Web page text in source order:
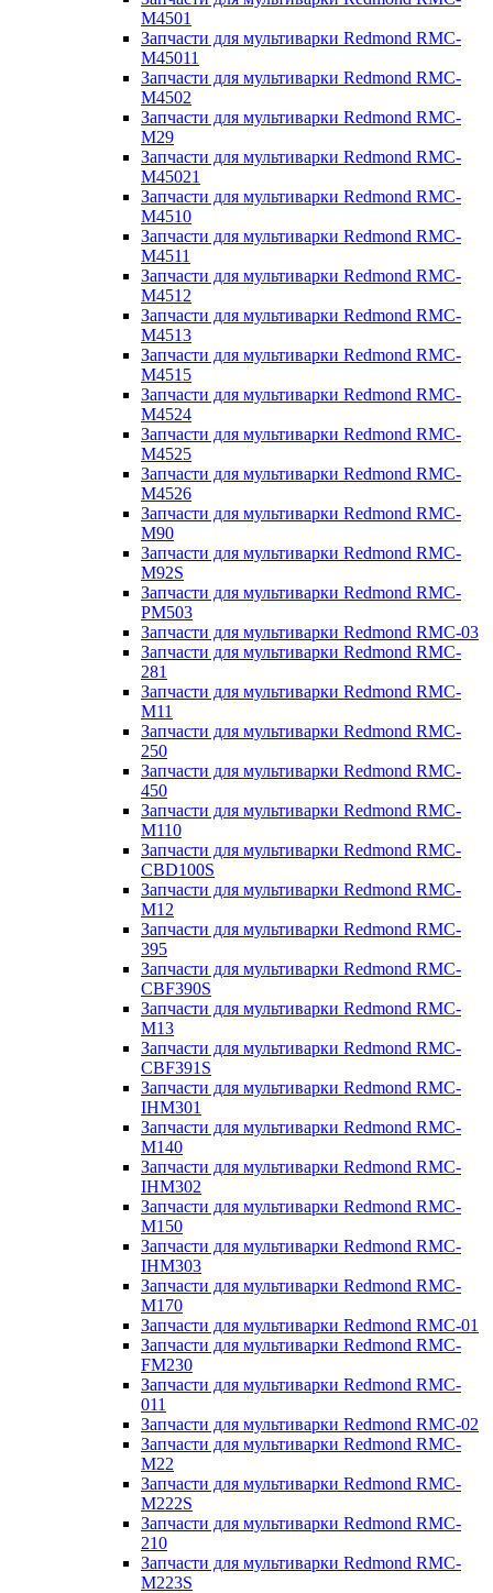
M4501
Запчасти для мультиварки Redmond RMC-
M45011
Запчасти для мультиварки Redmond RMC-
M4502
Запчасти для мультиварки Redmond RMC-
M29
Запчасти для мультиварки Redmond RMC-
M45021
Запчасти для мультиварки Redmond RMC-
M4510
Запчасти для мультиварки Redmond RMC-
M4511
Запчасти для мультиварки Redmond RMC-
M4512
Запчасти для мультиварки Redmond RMC-
M4513
Запчасти для мультиварки Redmond RMC-
M4515
Запчасти для мультиварки Redmond RMC-
M4524
Запчасти для мультиварки Redmond RMC-
M4525
Запчасти для мультиварки Redmond RMC-
M4526
Запчасти для мультиварки Redmond RMC-
M90
Запчасти для мультиварки Redmond RMC-
M92S
Запчасти для мультиварки Redmond RMC-
PM503
Запчасти для мультиварки Redmond RMC-03
Запчасти для мультиварки Redmond RMC-
281
Запчасти для мультиварки Redmond RMC-
M11
Запчасти для мультиварки Redmond RMC-
250
Запчасти для мультиварки Redmond RMC-
450
Запчасти для мультиварки Redmond RMC-
M110
Запчасти для мультиварки Redmond RMC-
CBD100S
Запчасти для мультиварки Redmond RMC-
M12
Запчасти для мультиварки Redmond RMC-
395
Запчасти для мультиварки Redmond RMC-
CBF390S
Запчасти для мультиварки Redmond RMC-
M13
Запчасти для мультиварки Redmond RMC-
CBF391S
Запчасти для мультиварки Redmond RMC-
IHM301
Запчасти для мультиварки Redmond RMC-
M140
Запчасти для мультиварки Redmond RMC-
IHM302
Запчасти для мультиварки Redmond RMC-
M150
Запчасти для мультиварки Redmond RMC-
IHM303
Запчасти для мультиварки Redmond RMC-
M170
Запчасти для мультиварки Redmond RMC-01
Запчасти для мультиварки Redmond RMC-
FM230
Запчасти для мультиварки Redmond RMC-
011
Запчасти для мультиварки Redmond RMC-02
Запчасти для мультиварки Redmond RMC-
M22
Запчасти для мультиварки Redmond RMC-
M222S
Запчасти для мультиварки Redmond RMC-
210
Запчасти для мультиварки Redmond RMC-
M223S